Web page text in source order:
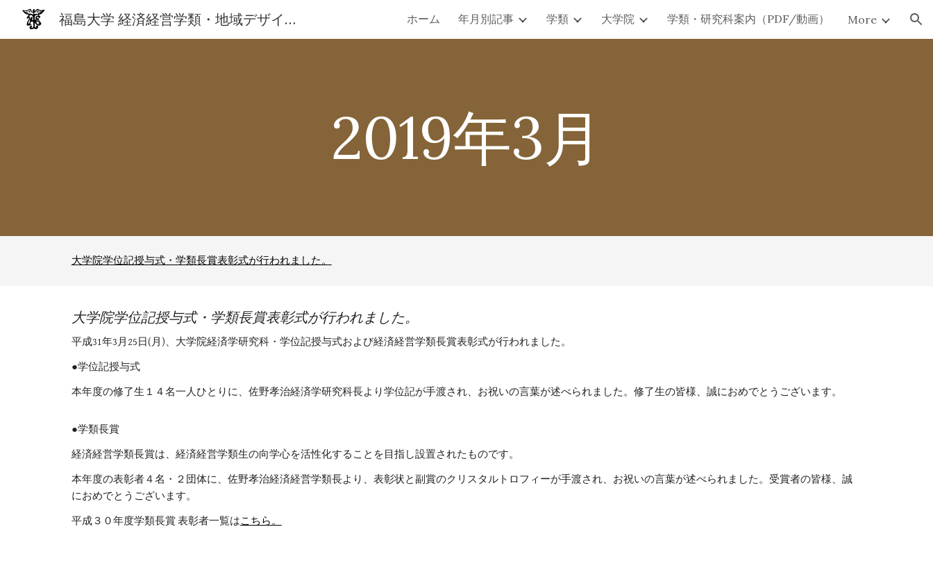
Skip to navigation
福島大学 経済経営学類・地域デザイン科学研究科 経済経営専攻 / 経済学研究科 ホーム 年月別記事 学類 大学院 学類・研究科案内（PDF/動画） More
2019年3月
大学院学位記授与式・学類長賞表彰式が行われました。
大学院学位記授与式・学類長賞表彰式が行われました。
平成31年3月25日(月)、大学院経済学研究科・学位記授与式および経済経営学類長賞表彰式が行われました。
●学位記授与式
本年度の修了生１４名一人ひとりに、佐野孝治経済学研究科長より学位記が手渡され、お祝いの言葉が述べられました。修了生の皆様、誠におめでとうございます。
●学類長賞
経済経営学類長賞は、経済経営学類生の向学心を活性化することを目指し設置されたものです。
本年度の表彰者４名・２団体に、佐野孝治経済経営学類長より、表彰状と副賞のクリスタルトロフィーが手渡され、お祝いの言葉が述べられました。受賞者の皆様、誠
におめでとうございます。
平成３０年度学類長賞 表彰者一覧はこちら。